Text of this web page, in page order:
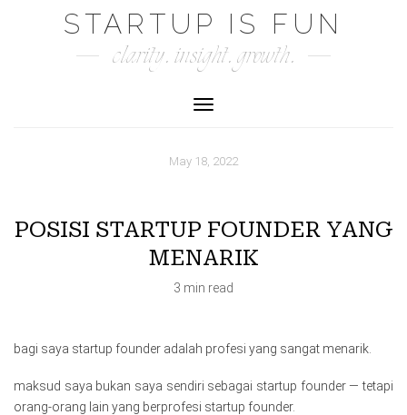
STARTUP IS FUN
clarity. insight. growth.
Toggle Navigation
May 18, 2022
POSISI STARTUP FOUNDER YANG
MENARIK
3 min read
bagi saya startup founder adalah profesi yang sangat menarik.
maksud saya bukan saya sendiri sebagai startup founder — tetapi
orang-orang lain yang berprofesi startup founder.